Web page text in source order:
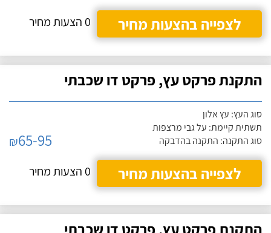
לצפייה בהצעות מחיר
0 הצעות מחיר
התקנת פרקט עץ, פרקט דו שכבתי
סוג העץ: עץ אלון
תשתית קיימת: על גבי מרצפות
סוג התקנה: התקנה בהדבקה
₪65-95
לצפייה בהצעות מחיר
0 הצעות מחיר